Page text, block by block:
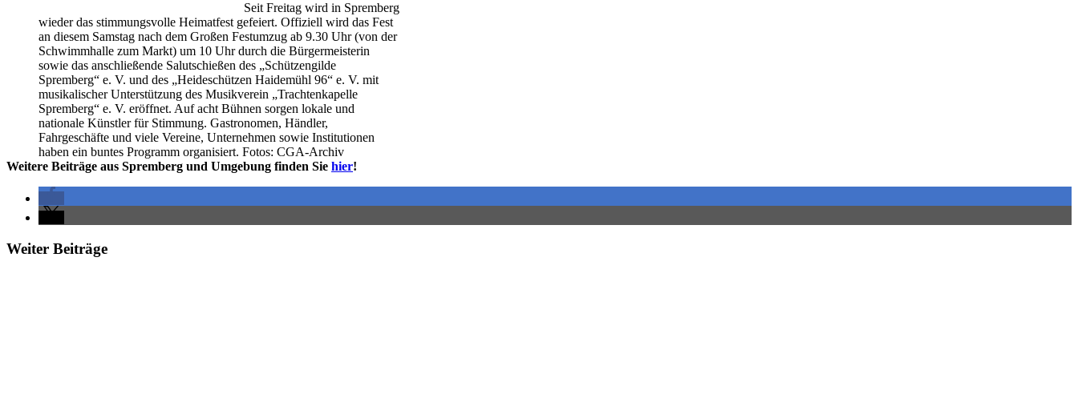
Seit Freitag wird in Spremberg
wieder das stimmungsvolle Heimatfest gefeiert. Offiziell wird das Fest
an diesem Samstag nach dem Großen Festumzug ab 9.30 Uhr (von der
Schwimmhalle zum Markt) um 10 Uhr durch die Bürgermeisterin
sowie das anschließende Salutschießen des „Schützengilde
Spremberg“ e. V. und des „Heideschützen Haidemühl 96“ e. V. mit
musikalischer Unterstützung des Musikverein „Trachtenkapelle
Spremberg“ e. V. eröffnet. Auf acht Bühnen sorgen lokale und
nationale Künstler für Stimmung. Gastronomen, Händler,
Fahrgeschäfte und viele Vereine, Unternehmen sowie Institutionen
haben ein buntes Programm organisiert. Fotos: CGA-Archiv
Weitere Beiträge aus Spremberg und Umgebung finden Sie hier!
Weiter Beiträge